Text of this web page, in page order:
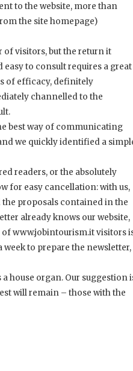
to the website, more than
the site homepage)
of visitors, but the return it
easy to consult requires a great
of efficacy, definitely
channelled to the
best way of communicating
we quickly identified a
readers, or the absolutely
for easy cancellation: with us,
proposals contained in the
already knows our website,
of www.jobintourism.it visitors
week to prepare the newsletter,
house organ. Our suggestion
will remain – those with the